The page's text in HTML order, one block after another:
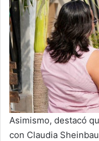
Asimismo, destacó
con Claudia